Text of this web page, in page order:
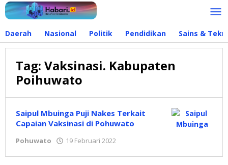
Lewati
ke
Daerah Nasional Politik Pendidikan Sains &
Tag: Vaksinasi. Kabupaten
Poihuwato
Saipul Mbuinga Puji Nakes Terkait
Capaian Vaksinasi di Pohuwato
Pohuwato 19 Februari 2022
Manoppo